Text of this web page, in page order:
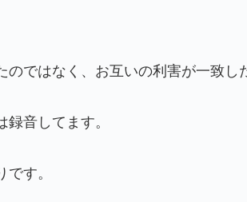
ではなく、お互いの利害が一致し
音してます。
す。